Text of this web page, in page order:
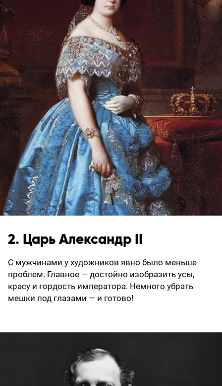
2. Царь Александр II
С мужчинами у художников явно было меньше
проблем. Главное — достойно изобразить усы,
красу и гордость императора. Немного убрать
мешки под глазами — и готово!